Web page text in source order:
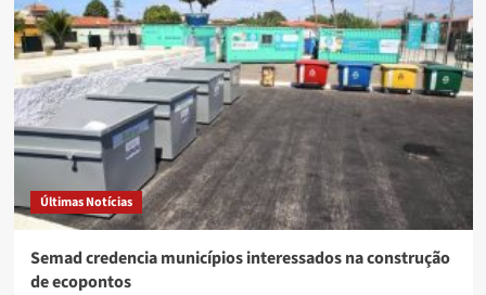
Últimas Notícias
Semad credencia municípios interessados na construção
de ecopontos